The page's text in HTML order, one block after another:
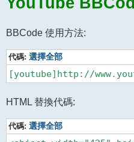
BBCode 使用方法:
代碼: 選擇全部
[youtube]http://
HTML 替換代碼:
代碼: 選擇全部